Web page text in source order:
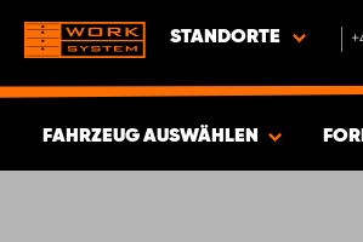
STANDORTE
FAHRZEUG AUSWÄHLEN